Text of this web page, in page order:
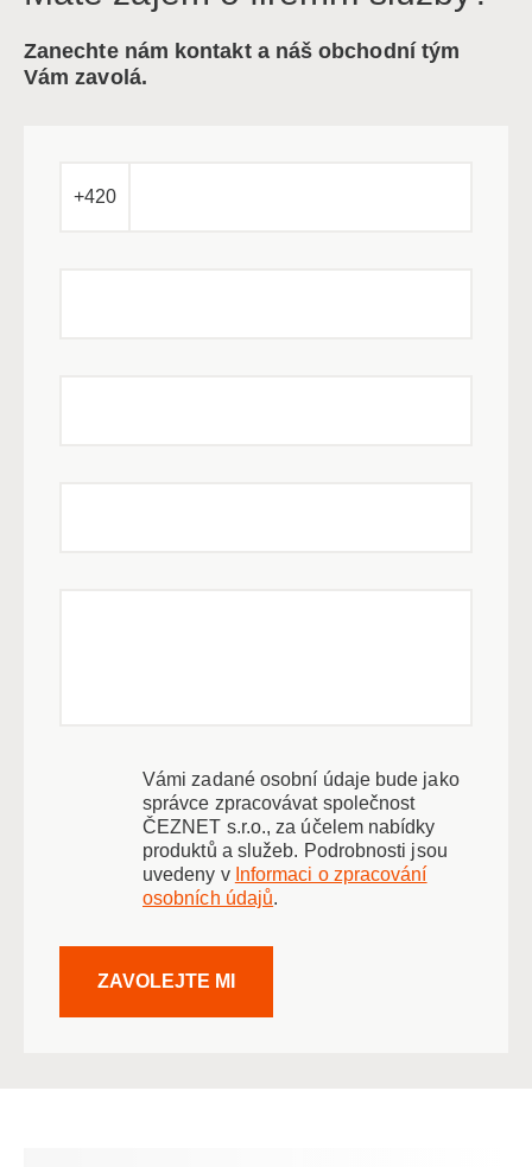
Zanechte nám kontakt a náš obchodní tým
Vám zavolá.
+420
Vámi zadané osobní údaje bude jako
správce zpracovávat společnost
ČEZNET s.r.o., za účelem nabídky
produktů a služeb. Podrobnosti jsou
uvedeny v Informaci o zpracování
osobních údajů.
ZAVOLEJTE MI